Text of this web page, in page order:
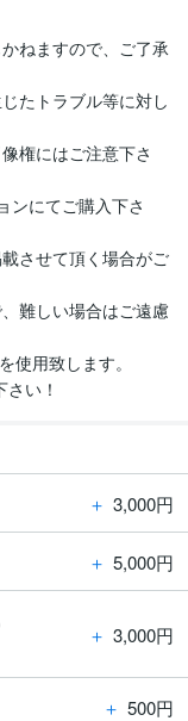
ねますので、ご了承
たトラブル等に対し
権にはご注意下さ
ンにてご購入下さ
させて頂く場合がご
難しい場合はご遠慮
使用致します。
い！
＋ 3,000円
＋ 5,000円
＋ 3,000円
＋ 500円